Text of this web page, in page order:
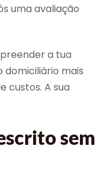
uma avaliação
a tua
domiciliário mais
custos. A sua
sem